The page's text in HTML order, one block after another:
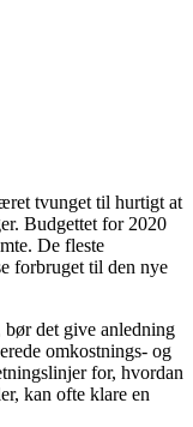
tvunget til hurtigt at
Budgettet for 2020
De fleste
forbruget til den nye
bør det give anledning
omkostnings- og
for, hvordan
kan ofte klare en